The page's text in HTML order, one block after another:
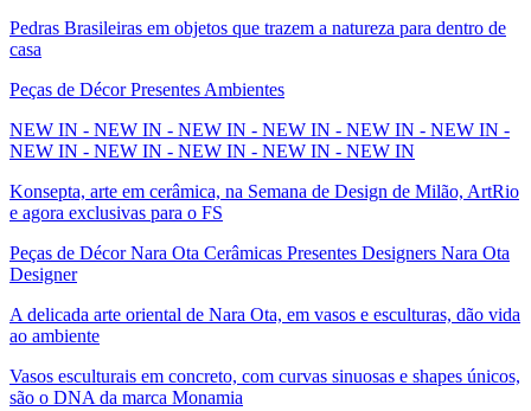
Pedras Brasileiras em objetos que trazem a natureza para dentro de
casa
Peças de Décor Presentes Ambientes
NEW IN - NEW IN - NEW IN - NEW IN - NEW IN - NEW IN -
NEW IN - NEW IN - NEW IN - NEW IN - NEW IN
Konsepta, arte em cerâmica, na Semana de Design de Milão, ArtRio
e agora exclusivas para o FS
Peças de Décor Nara Ota Cerâmicas Presentes Designers Nara Ota
Designer
A delicada arte oriental de Nara Ota, em vasos e esculturas, dão vida
ao ambiente
Vasos esculturais em concreto, com curvas sinuosas e shapes únicos,
são o DNA da marca Monamia